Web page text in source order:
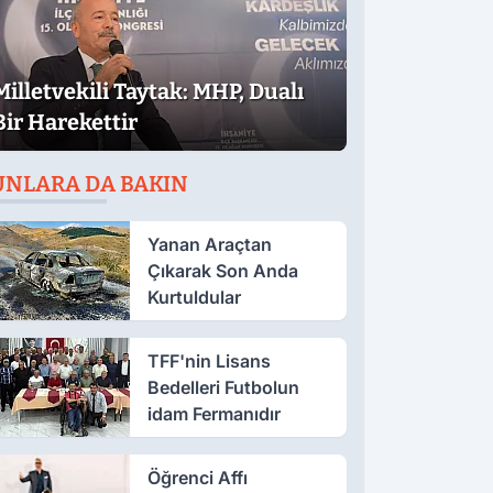
Taytak: MHP, Dualı
Harekettir
DA BAKIN
Yanan Araçtan
Çıkarak Son Anda
Kurtuldular
TFF'nin Lisans
Bedelleri Futbolun
idam Fermanıdır
Öğrenci Affı